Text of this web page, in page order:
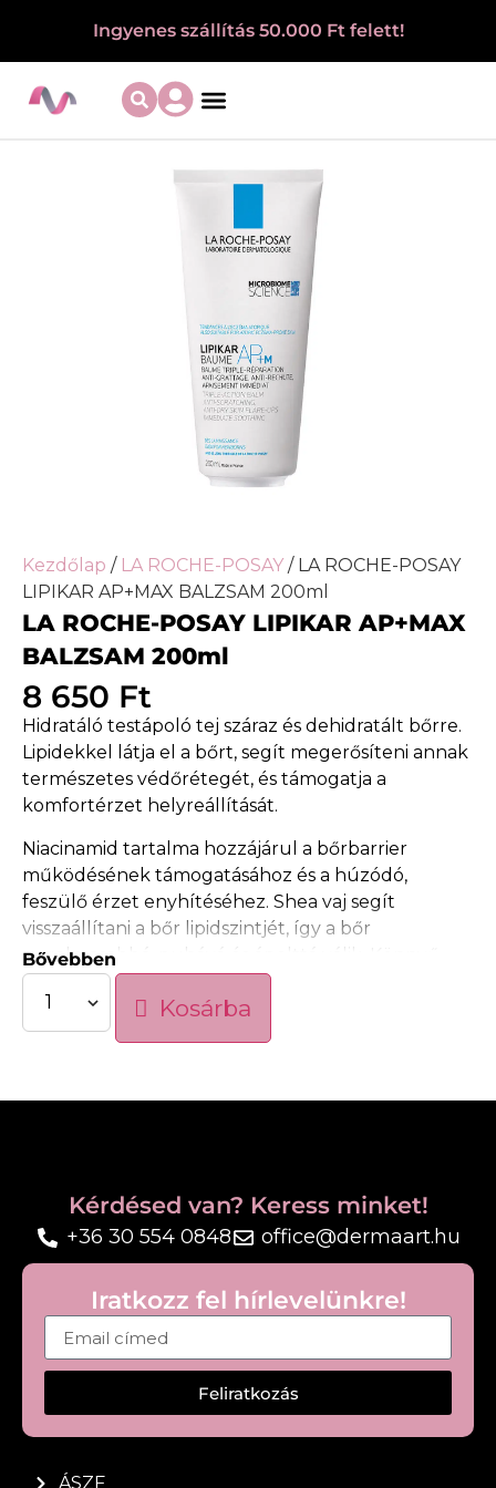
Ingyenes szállítás 50.000 Ft felett!
Kezdőlap / LA ROCHE-POSAY / LA ROCHE-POSAY
LIPIKAR AP+MAX BALZSAM 200ml
LA ROCHE-POSAY LIPIKAR AP+MAX
BALZSAM 200ml
8 650 Ft
Hidratáló testápoló tej száraz és dehidratált bőrre.
Lipidekkel látja el a bőrt, segít megerősíteni annak
természetes védőrétegét, és támogatja a
komfortérzet helyreállítását.
Niacinamid tartalma hozzájárul a bőrbarrier
működésének támogatásához és a húzódó,
feszülő érzet enyhítéséhez. Shea vaj segít
visszaállítani a bőr lipidszintjét, így a bőr
rugalmasabbá, puhává és ápolttá válik. Könnyű
textúrája gyorsan felszívódik, nem zsíros és nem
ragad.
Gyorsan felszívódó, nem ragadós formula
Puhább, rugalmasabb bőrkép
Használat:
Naponta egyszer vagy szükség szerint vigye fel a
test megtisztított bőrére.
Bővebben
Kosárba
Iratkozz fel hírlevelünkre!
Feliratkozás
Kérdésed van? Keress minket!
+36 30 554 0848 office@dermaart.hu
ÁSZF